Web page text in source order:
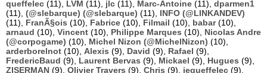
queffelec (11), LVM (11), jlc (11), Marc-Antoine (11), dparmen1
(11), (@slebarque) (@slebarque) (11), INFO (@LINKANDEV)
(11), FranÃ§ois (10), Fabrice (10), Filmail (10), babar(10),
arnaud (10), Vincent (10), Philippe Marques (10), Nicolas Andre
(@corpogame) (10), Michel Nizon (@MichelNizon) (10),
arderborelnot (10), Alexis (9), David (9), Rafael (9),
FredericBaud (9), Laurent Bervas (9), Mickael (9), Hugues (9),
ZISERMAN (9), Olivier Travers (9), Chris (9), jequeffelec (9),